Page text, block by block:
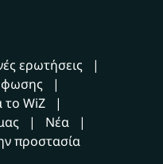
ερωτήσεις
το WiZ
Νέα
προστασία